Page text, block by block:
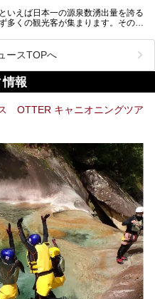
、家庭やマンションにも温泉を引い
りの参考になればと思います。
いえば日本一の源泉数湧出量を誇る
多くの観光客が集まります。その別
を巡る体験型イベントで、施設を回
集めて温泉名人の認定を目指すと
くまでやっている地元に根付いた銭
な施設など様々な形態の温泉があり
がでしょうか？
ースTOPへ
報
OTTER キャニオニングツア